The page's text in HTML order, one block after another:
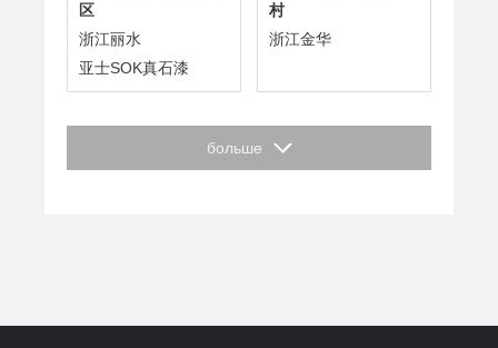
区
浙江丽水
亚士SOK真石漆
村
浙江金华
больше